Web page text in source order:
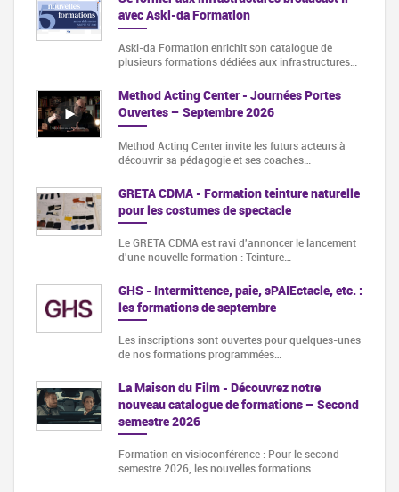
avec Aski-da Formation
Aski-da Formation enrichit son catalogue de
plusieurs formations dédiées aux infrastructures…
Method Acting Center - Journées Portes
Ouvertes – Septembre 2026
Method Acting Center invite les futurs acteurs à
découvrir sa pédagogie et ses coaches…
GRETA CDMA - Formation teinture naturelle
pour les costumes de spectacle
Le GRETA CDMA est ravi d'annoncer le lancement
d'une nouvelle formation : Teinture…
GHS - Intermittence, paie, sPAIEctacle, etc. :
les formations de septembre
Les inscriptions sont ouvertes pour quelques-unes
de nos formations programmées…
La Maison du Film - Découvrez notre
nouveau catalogue de formations – Second
semestre 2026
Formation en visioconférence : Pour le second
semestre 2026, les nouvelles formations…